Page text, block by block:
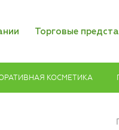
Торговые
КОСМЕТИКА